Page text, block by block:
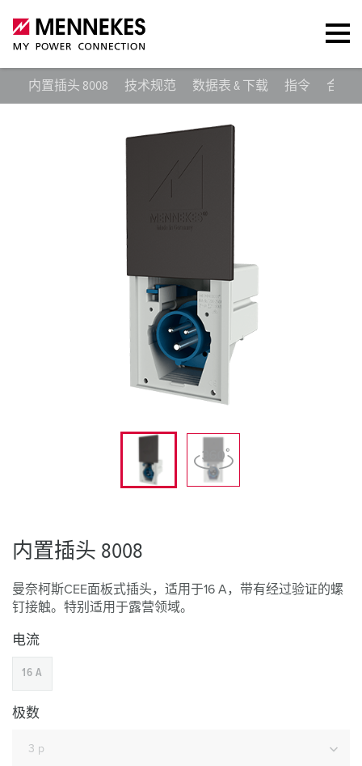
内置插头 8008 技术规范 数据表 & 下载 指令 合适
内置插头 8008
曼奈柯斯CEE面板式插头，适用于16 A，带有经过验证的螺
钉接触。特别适用于露营领域。
电流
16 A
极数